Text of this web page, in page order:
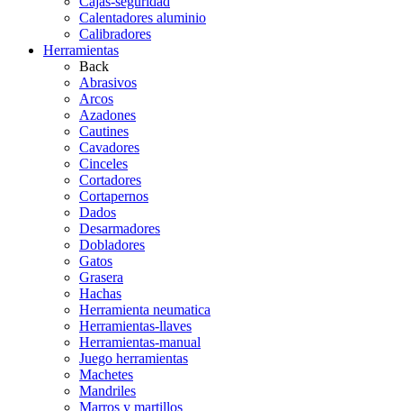
Calentadores aluminio
Calibradores
Herramientas
Back
Abrasivos
Arcos
Azadones
Cautines
Cavadores
Cinceles
Cortadores
Cortapernos
Dados
Desarmadores
Dobladores
Gatos
Grasera
Hachas
Herramienta neumatica
Herramientas-llaves
Herramientas-manual
Juego herramientas
Machetes
Mandriles
Marros y martillos